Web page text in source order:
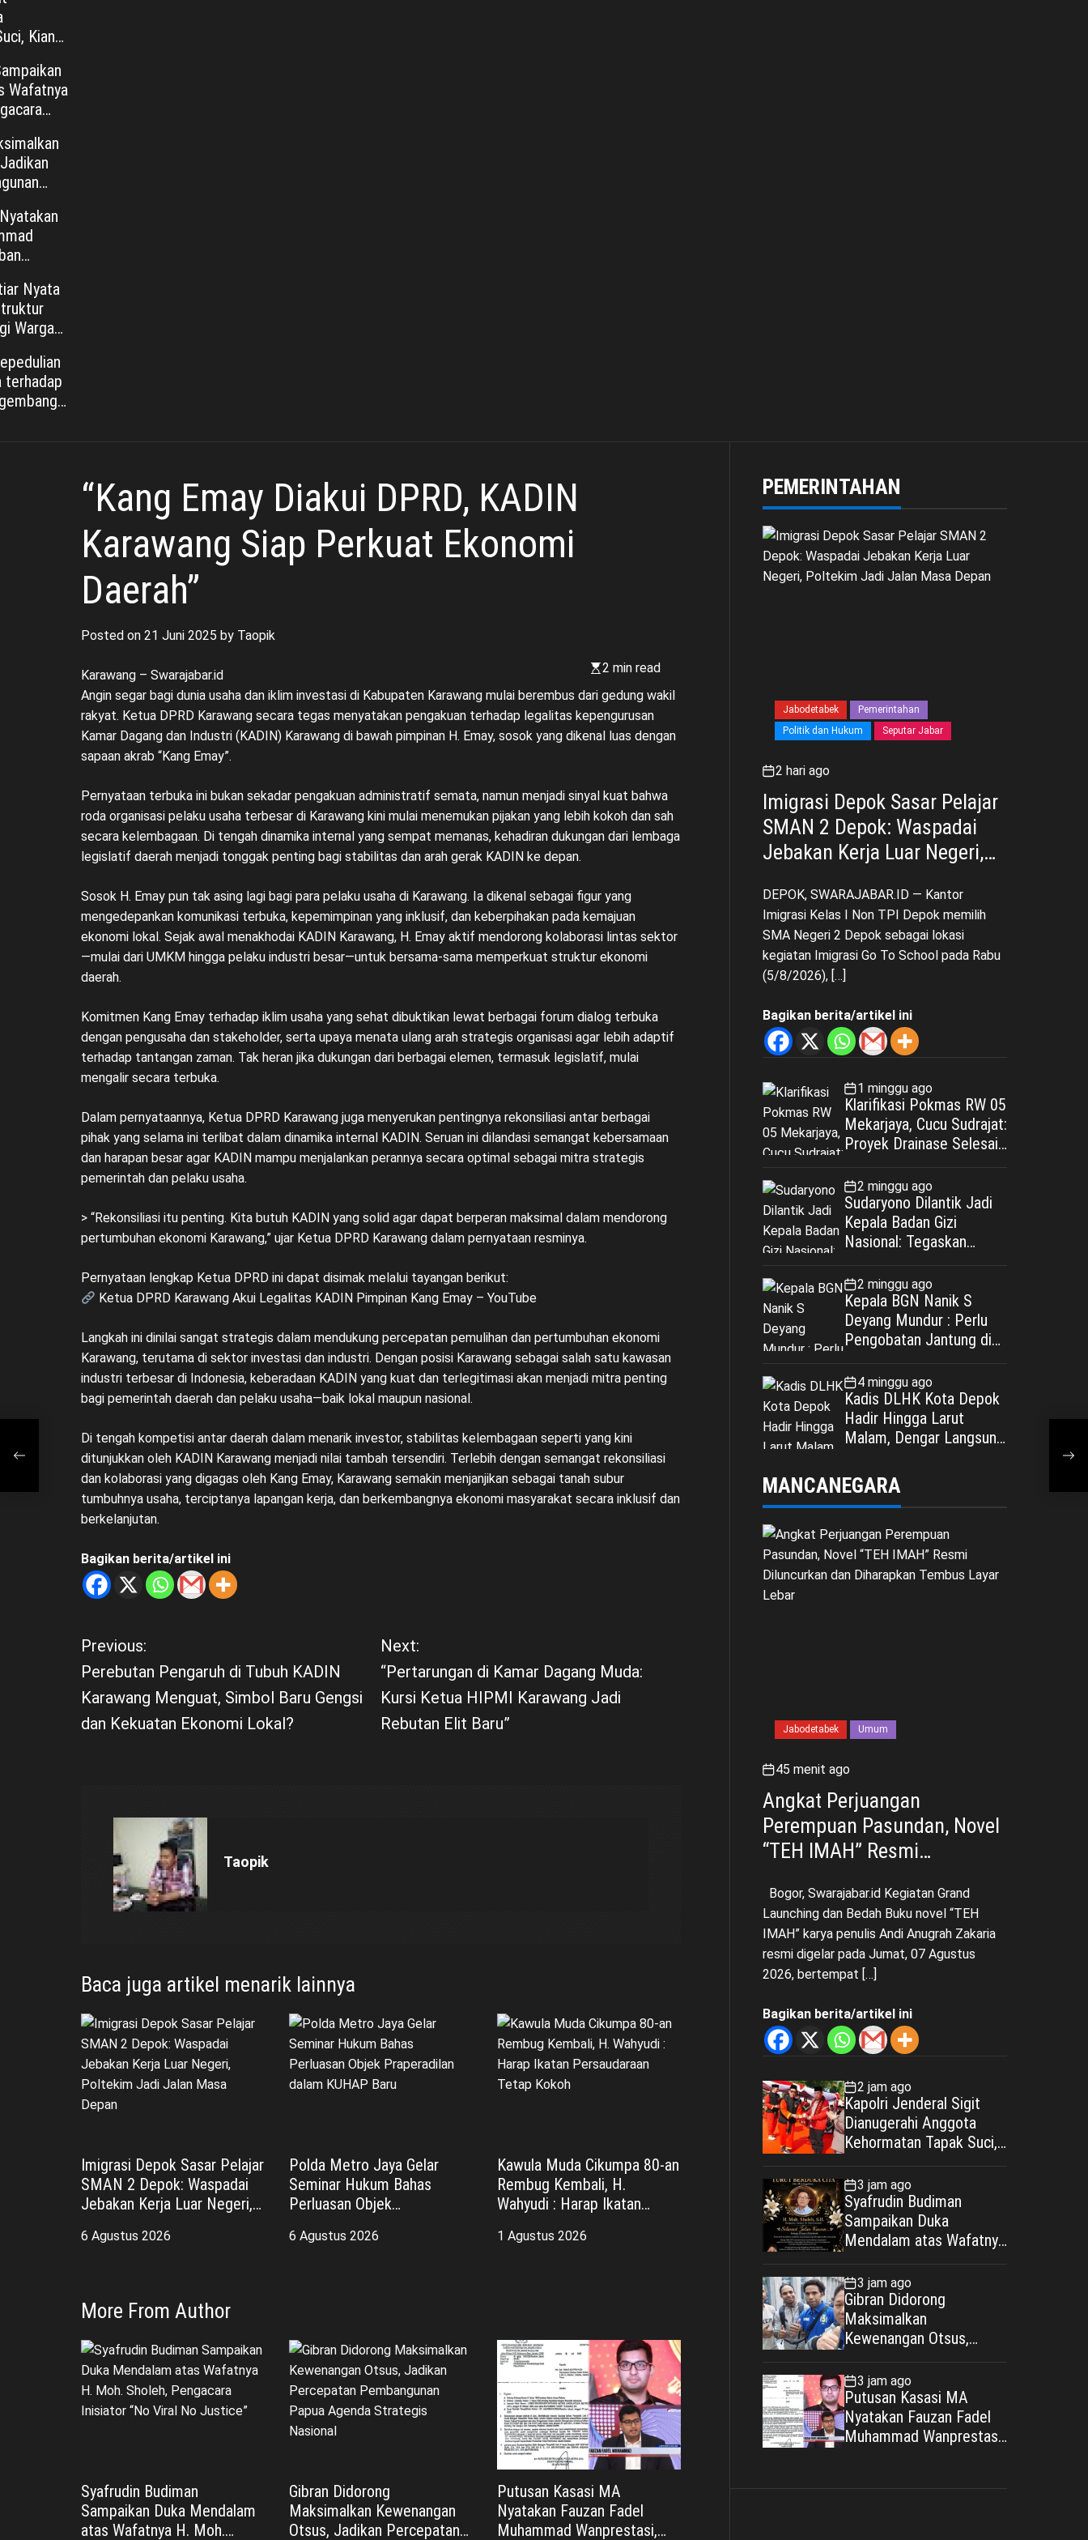
Kian
Wafatnya
Nyata
Warga
terhadap
“Kang Emay Diakui DPRD, KADIN
Karawang Siap Perkuat Ekonomi
Daerah”
Posted on 21 Juni 2025 by Taopik
2 min read
Karawang – Swarajabar.id
Angin segar bagi dunia usaha dan iklim investasi di Kabupaten Karawang mulai berembus dari gedung wakil
rakyat. Ketua DPRD Karawang secara tegas menyatakan pengakuan terhadap legalitas kepengurusan
Kamar Dagang dan Industri (KADIN) Karawang di bawah pimpinan H. Emay, sosok yang dikenal luas dengan
sapaan akrab “Kang Emay”.
Pernyataan terbuka ini bukan sekadar pengakuan administratif semata, namun menjadi sinyal kuat bahwa
roda organisasi pelaku usaha terbesar di Karawang kini mulai menemukan pijakan yang lebih kokoh dan sah
secara kelembagaan. Di tengah dinamika internal yang sempat memanas, kehadiran dukungan dari lembaga
legislatif daerah menjadi tonggak penting bagi stabilitas dan arah gerak KADIN ke depan.
Sosok H. Emay pun tak asing lagi bagi para pelaku usaha di Karawang. Ia dikenal sebagai figur yang
mengedepankan komunikasi terbuka, kepemimpinan yang inklusif, dan keberpihakan pada kemajuan
ekonomi lokal. Sejak awal menakhodai KADIN Karawang, H. Emay aktif mendorong kolaborasi lintas sektor
—mulai dari UMKM hingga pelaku industri besar—untuk bersama-sama memperkuat struktur ekonomi
daerah.
Komitmen Kang Emay terhadap iklim usaha yang sehat dibuktikan lewat berbagai forum dialog terbuka
dengan pengusaha dan stakeholder, serta upaya menata ulang arah strategis organisasi agar lebih adaptif
terhadap tantangan zaman. Tak heran jika dukungan dari berbagai elemen, termasuk legislatif, mulai
mengalir secara terbuka.
Dalam pernyataannya, Ketua DPRD Karawang juga menyerukan pentingnya rekonsiliasi antar berbagai
pihak yang selama ini terlibat dalam dinamika internal KADIN. Seruan ini dilandasi semangat kebersamaan
dan harapan besar agar KADIN mampu menjalankan perannya secara optimal sebagai mitra strategis
pemerintah dan pelaku usaha.
> “Rekonsiliasi itu penting. Kita butuh KADIN yang solid agar dapat berperan maksimal dalam mendorong
pertumbuhan ekonomi Karawang,” ujar Ketua DPRD Karawang dalam pernyataan resminya.
Pernyataan lengkap Ketua DPRD ini dapat disimak melalui tayangan berikut:
Ketua DPRD Karawang Akui Legalitas KADIN Pimpinan Kang Emay – YouTube
Langkah ini dinilai sangat strategis dalam mendukung percepatan pemulihan dan pertumbuhan ekonomi
Karawang, terutama di sektor investasi dan industri. Dengan posisi Karawang sebagai salah satu kawasan
industri terbesar di Indonesia, keberadaan KADIN yang kuat dan terlegitimasi akan menjadi mitra penting
bagi pemerintah daerah dan pelaku usaha—baik lokal maupun nasional.
Di tengah kompetisi antar daerah dalam menarik investor, stabilitas kelembagaan seperti yang kini
ditunjukkan oleh KADIN Karawang menjadi nilai tambah tersendiri. Terlebih dengan semangat rekonsiliasi
dan kolaborasi yang digagas oleh Kang Emay, Karawang semakin menjanjikan sebagai tanah subur
tumbuhnya usaha, terciptanya lapangan kerja, dan berkembangnya ekonomi masyarakat secara inklusif dan
berkelanjutan.
Bagikan berita/artikel ini
N
a
v
o
s
Previous:
Perebutan Pengaruh di Tubuh KADIN
Karawang Menguat, Simbol Baru Gengsi
dan Kekuatan Ekonomi Lokal?
Next:
“Pertarungan di Kamar Dagang Muda:
Kursi Ketua HIPMI Karawang Jadi
Rebutan Elit Baru”
Taopik
Baca juga artikel menarik lainnya
Imigrasi Depok Sasar Pelajar
SMAN 2 Depok: Waspadai
Jebakan Kerja Luar Negeri,
Depan
6 Agustus 2026
Polda Metro Jaya Gelar
Seminar Hukum Bahas
Perluasan Objek
Baru
6 Agustus 2026
Kawula Muda Cikumpa 80-an
Rembug Kembali, H.
Wahyudi : Harap Ikatan
1 Agustus 2026
More From Author
Syafrudin Budiman
Sampaikan Duka Mendalam
atas Wafatnya H. Moh.
Gibran Didorong
Maksimalkan Kewenangan
Otsus, Jadikan Percepatan
Putusan Kasasi MA
Nyatakan Fauzan Fadel
Muhammad Wanprestasi,
PEMERINTAHAN
Jabodetabek
Pemerintahan
Politik dan Hukum
Seputar Jabar
2 hari ago
Imigrasi Depok Sasar Pelajar
SMAN 2 Depok: Waspadai
Jebakan Kerja Luar Negeri,
Depan
DEPOK, SWARAJABAR.ID — Kantor
Imigrasi Kelas I Non TPI Depok memilih
SMA Negeri 2 Depok sebagai lokasi
kegiatan Imigrasi Go To School pada Rabu
(5/8/2026), […]
Bagikan berita/artikel ini
1 minggu ago
Klarifikasi Pokmas RW 05
Mekarjaya, Cucu Sudrajat:
Proyek Drainase Selesai
2 minggu ago
Sudaryono Dilantik Jadi
Kepala Badan Gizi
Nasional: Tegaskan
Kepentingan
2 minggu ago
Kepala BGN Nanik S
Deyang Mundur : Perlu
Pengobatan Jantung di
4 minggu ago
Kadis DLHK Kota Depok
Hadir Hingga Larut
Malam, Dengar Langsung
MANCANEGARA
Jabodetabek Umum
45 menit ago
Angkat Perjuangan
Perempuan Pasundan, Novel
“TEH IMAH” Resmi
Tembus Layar Lebar
Bogor, Swarajabar.id Kegiatan Grand
Launching dan Bedah Buku novel “TEH
IMAH” karya penulis Andi Anugrah Zakaria
resmi digelar pada Jumat, 07 Agustus
2026, bertempat […]
Bagikan berita/artikel ini
2 jam ago
Kapolri Jenderal Sigit
Dianugerahi Anggota
Kehormatan Tapak Suci,
Polri–Muhammadiyah
3 jam ago
Syafrudin Budiman
Sampaikan Duka
Mendalam atas Wafatnya
Pengacara Inisiator “No
Viral No Justice”
3 jam ago
Gibran Didorong
Maksimalkan
Kewenangan Otsus,
Pembangunan Papua
Agenda Strategis
Nasional
3 jam ago
Putusan Kasasi MA
Nyatakan Fauzan Fadel
Muhammad Wanprestasi,